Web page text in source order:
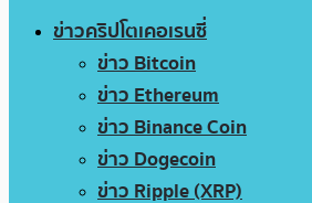
ข่าวคริปโตเคอเรนซี่
ข่าว Bitcoin
ข่าว Ethereum
ข่าว Binance Coin
ข่าว Dogecoin
ข่าว Ripple (XRP)